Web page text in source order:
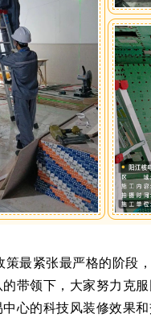
紧张最严格的阶段
带领下，大家努力克
心的科技风装修效果和